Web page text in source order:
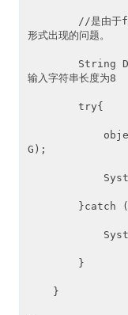
//是由于
形式出现的问题。
String
输入字符串长度为8
        try{
G);
}catch
        }
    }